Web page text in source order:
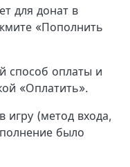
для донат в
«Пополнить
способ оплаты и
«Оплатить».
игру (метод входа,
было